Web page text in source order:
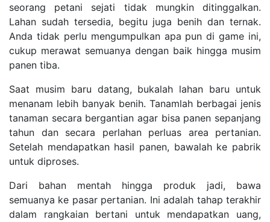
seorang petani sejati tidak mungkin ditinggalkan.
Lahan sudah tersedia, begitu juga benih dan ternak.
Anda tidak perlu mengumpulkan apa pun di game ini,
cukup merawat semuanya dengan baik hingga musim
panen tiba.
Saat musim baru datang, bukalah lahan baru untuk
menanam lebih banyak benih. Tanamlah berbagai jenis
tanaman secara bergantian agar bisa panen sepanjang
tahun dan secara perlahan perluas area pertanian.
Setelah mendapatkan hasil panen, bawalah ke pabrik
untuk diproses.
Dari bahan mentah hingga produk jadi, bawa
semuanya ke pasar pertanian. Ini adalah tahap terakhir
dalam rangkaian bertani untuk mendapatkan uang,